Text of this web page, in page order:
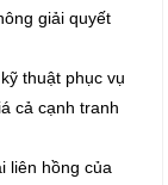
giải quyết
thuật phục vụ
cả cạnh tranh
liên hồng của